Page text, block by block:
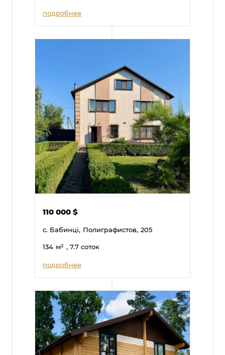
подробнее
110 000$
с. Бабинці, Полиграфистов, 205
134 м² , 7.7 соток
подробнее